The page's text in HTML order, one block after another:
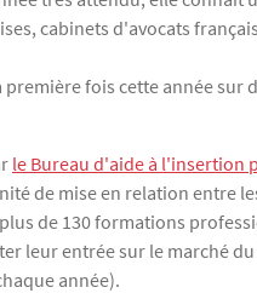
cabinets d'avocats
fois cette année sur
le Bureau d'aide à l'insertion
de mise en relation entre
de 130 formations
leur entrée sur le marché
année).